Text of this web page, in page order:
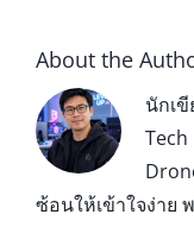
About the
นักเ
Tech
ซ้อนให้เข้าใจง่าย